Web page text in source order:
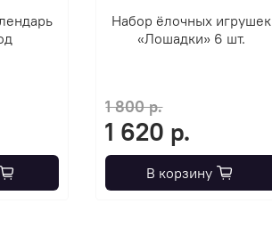
Набор ёлочных игрушек
«Лошадки» 6 шт.
1 800 р.
1 620 р.
В корзину